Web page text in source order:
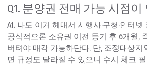
Q1. 분양권 전매 가능 시점이
A1. 나도 이거 헤매서 시행사·구청·인터
공식적으론 소유권 이전 등기 후 6개월,
버텨야 매각 가능하단다. 단, 조정대상지
면 규정도 달라질 수 있으니 수시 체크